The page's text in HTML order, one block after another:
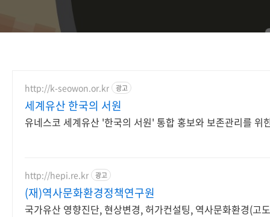
http://k-seowon.or.kr 광고
세계유산 한국의 서원
유네스코 세계유산 '한국의 서원' 통합 홍보와 보존관리를 위
http://hepi.re.kr 광고
(재)역사문화환경정책연구원
국가유산 영향진단, 현상변경, 허가컨설팅, 역사문화환경(고